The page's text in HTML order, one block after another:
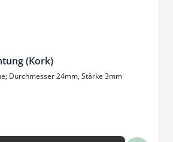
(Kork)
Durchmesser 24mm, Stärke 3mm